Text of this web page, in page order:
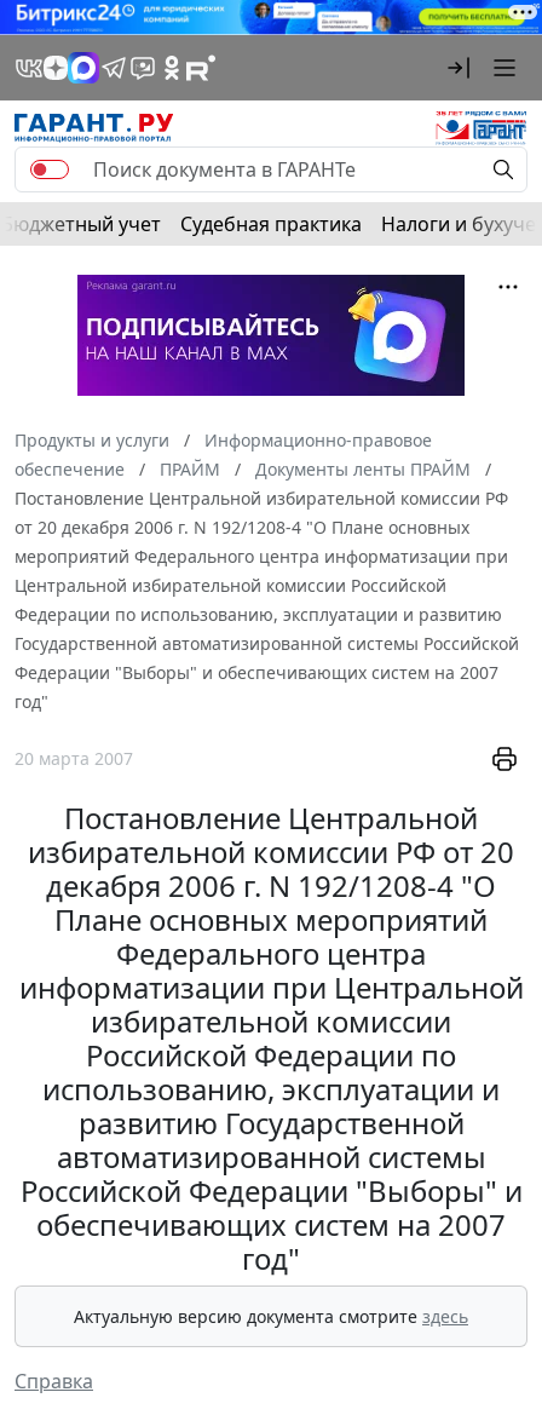
Бюджетный учет Судебная практика Налоги и
Продукты и услуги
Информационно-правовое
обеспечение
ПРАЙМ
Документы ленты ПРАЙМ
Постановление Центральной избирательной комиссии РФ
от 20 декабря 2006 г. N 192/1208-4 "О Плане основных
мероприятий Федерального центра информатизации при
Центральной избирательной комиссии Российской
Федерации по использованию, эксплуатации и развитию
Государственной автоматизированной системы Российской
Федерации "Выборы" и обеспечивающих систем на 2007
год"
20 марта 2007
Постановление Центральной
избирательной комиссии РФ от 20
декабря 2006 г. N 192/1208-4 "О
Плане основных мероприятий
Федерального центра
информатизации при Центральной
избирательной комиссии
Российской Федерации по
использованию, эксплуатации и
развитию Государственной
автоматизированной системы
Российской Федерации "Выборы" и
обеспечивающих систем на 2007
год"
Актуальную версию документа смотрите здесь
Справка